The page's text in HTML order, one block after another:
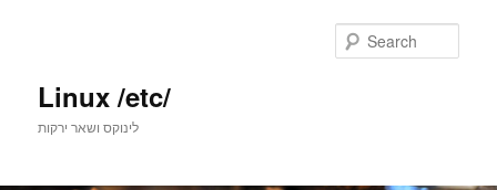
Linux /etc/
לינוקס ושאר ירקות